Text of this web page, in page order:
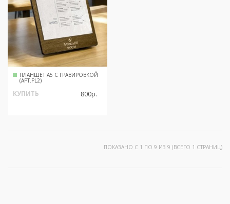
ПЛАНШЕТ А5 С ГРАВИРОВКОЙ
(АРТ.PL2)
КУПИТЬ 800р.
ПОКАЗАНО С 1 ПО 9 ИЗ 9 (ВСЕГО 1 СТРАНИЦ)